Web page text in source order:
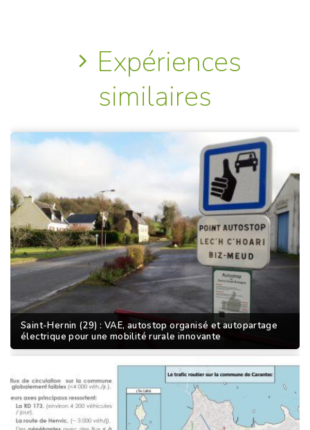
Expériences
similaires
Saint-Hernin (29) : VAE, autostop organisé et autopartage
électrique pour une mobilité rurale innovante